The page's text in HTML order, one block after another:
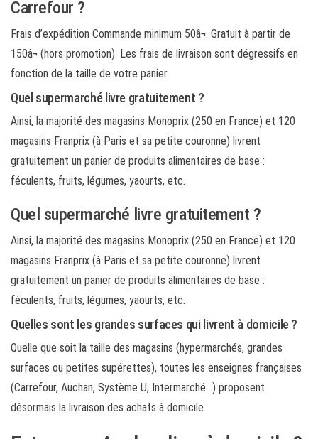
Carrefour ?
Frais d’expédition Commande minimum 50â¬. Gratuit à partir de
150â¬ (hors promotion). Les frais de livraison sont dégressifs en
fonction de la taille de votre panier.
Quel supermarché livre gratuitement ?
Ainsi, la majorité des magasins Monoprix (250 en France) et 120
magasins Franprix (à Paris et sa petite couronne) livrent
gratuitement un panier de produits alimentaires de base :
féculents, fruits, légumes, yaourts, etc.
Quel supermarché livre gratuitement ?
Ainsi, la majorité des magasins Monoprix (250 en France) et 120
magasins Franprix (à Paris et sa petite couronne) livrent
gratuitement un panier de produits alimentaires de base :
féculents, fruits, légumes, yaourts, etc.
Quelles sont les grandes surfaces qui livrent à domicile ?
Quelle que soit la taille des magasins (hypermarchés, grandes
surfaces ou petites supérettes), toutes les enseignes françaises
(Carrefour, Auchan, Système U, Intermarché…) proposent
désormais la livraison des achats à domicile